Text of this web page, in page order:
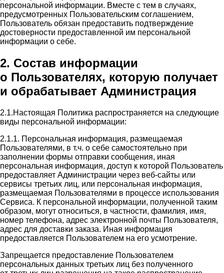
персональной информации. Вместе с тем в случаях,
предусмотренных Пользовательским соглашением,
Пользователь обязан предоставить подтверждение
достоверности предоставленной им персональной
информации о себе.
2. Состав информации
о Пользователях, которую получает
и обрабатывает Администрация
2.1.Настоящая Политика распространяется на следующие
виды персональной информации:
2.1.1. Персональная информация, размещаемая
Пользователями, в т.ч. о себе самостоятельно при
заполнении формы отправки сообщения, иная
персональная информация, доступ к которой Пользователь
предоставляет Администрации через веб-сайты или
сервисы третьих лиц, или персональная информация,
размещаемая Пользователями в процессе использования
Сервиса. К персональной информации, полученной таким
образом, могут относиться, в частности, фамилия, имя,
номер телефона, адрес электронной почты Пользователя,
адрес для доставки заказа. Иная информация
предоставляется Пользователем на его усмотрение.
Запрещается предоставление Пользователем
персональных данных третьих лиц без полученного